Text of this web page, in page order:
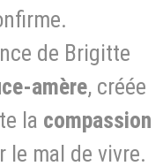
de Brigitte
amère, créée
la compassion
le mal de vivre.